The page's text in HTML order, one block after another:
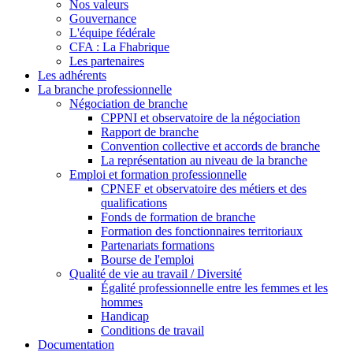
Nos valeurs
Gouvernance
L'équipe fédérale
CFA : La Fhabrique
Les partenaires
Les adhérents
La branche professionnelle
Négociation de branche
CPPNI et observatoire de la négociation
Rapport de branche
Convention collective et accords de branche
La représentation au niveau de la branche
Emploi et formation professionnelle
CPNEF et observatoire des métiers et des
qualifications
Fonds de formation de branche
Formation des fonctionnaires territoriaux
Partenariats formations
Bourse de l'emploi
Qualité de vie au travail / Diversité
Égalité professionnelle entre les femmes et les
hommes
Handicap
Conditions de travail
Documentation